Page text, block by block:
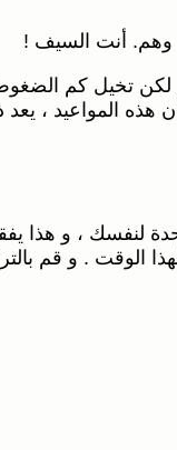
وهم. أنت السيف !
لكن تخيل كم
المواعيد ،
لنفسك ، و
الوقت . و قم